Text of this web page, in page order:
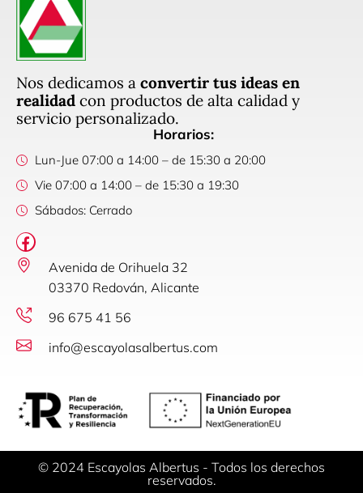
Nos dedicamos a convertir tus ideas en
realidad con productos de alta calidad y
servicio personalizado.
Horarios:
Lun-Jue 07:00 a 14:00 – de 15:30 a 20:00
Vie 07:00 a 14:00 – de 15:30 a 19:30
Sábados: Cerrado
Avenida de Orihuela 32
03370 Redován, Alicante
96 675 41 56
info@escayolasalbertus.com
© 2024 Escayolas Albertus - Todos los derechos
reservados.